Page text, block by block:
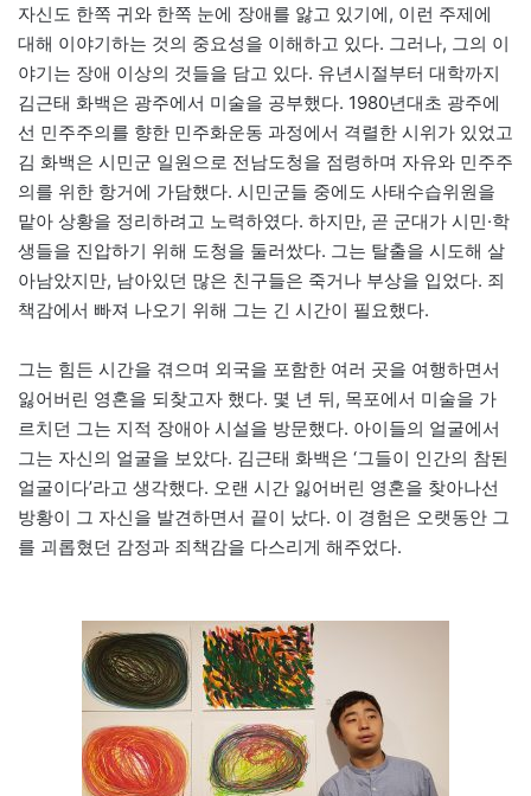
자신도 한쪽 귀와 한쪽 눈에 장애를 앓고 있기에, 이런 주제에
대해 이야기하는 것의 중요성을 이해하고 있다. 그러나, 그의 이
야기는 장애 이상의 것들을 담고 있다. 유년시절부터 대학까지
김근태 화백은 광주에서 미술을 공부했다. 1980년대초 광주에
선 민주주의를 향한 민주화운동 과정에서 격렬한 시위가 있었고
김 화백은 시민군 일원으로 전남도청을 점령하며 자유와 민주주
의를 위한 항거에 가담했다. 시민군들 중에도 사태수습위원을
맡아 상황을 정리하려고 노력하였다. 하지만, 곧 군대가 시민·학
생들을 진압하기 위해 도청을 둘러쌌다. 그는 탈출을 시도해 살
아남았지만, 남아있던 많은 친구들은 죽거나 부상을 입었다. 죄
책감에서 빠져 나오기 위해 그는 긴 시간이 필요했다.
그는 힘든 시간을 겪으며 외국을 포함한 여러 곳을 여행하면서
잃어버린 영혼을 되찾고자 했다. 몇 년 뒤, 목포에서 미술을 가
르치던 그는 지적 장애아 시설을 방문했다. 아이들의 얼굴에서
그는 자신의 얼굴을 보았다. 김근태 화백은 ‘그들이 인간의 참된
얼굴이다’라고 생각했다. 오랜 시간 잃어버린 영혼을 찾아나선
방황이 그 자신을 발견하면서 끝이 났다. 이 경험은 오랫동안 그
를 괴롭혔던 감정과 죄책감을 다스리게 해주었다.